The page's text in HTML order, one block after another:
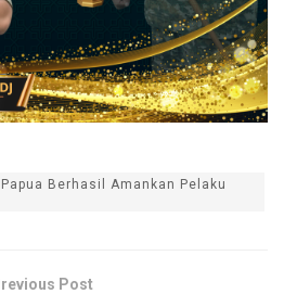
Berhasil Amankan Pelaku
Post